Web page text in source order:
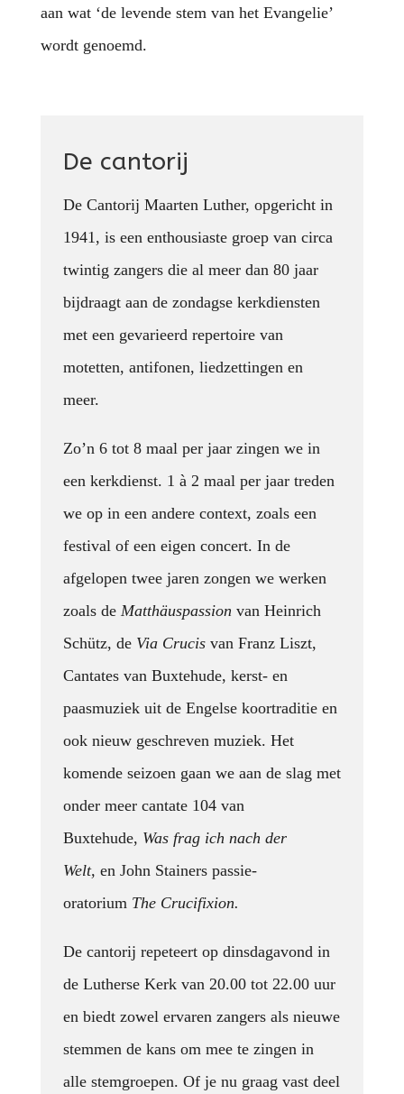
aan wat ‘de levende stem van het Evangelie’
wordt genoemd.
De cantorij
De Cantorij Maarten Luther, opgericht in
1941, is een enthousiaste groep van circa
twintig zangers die al meer dan 80 jaar
bijdraagt aan de zondagse kerkdiensten
met een gevarieerd repertoire van
motetten, antifonen, liedzettingen en
meer.
Zo’n 6 tot 8 maal per jaar zingen we in
een kerkdienst. 1 à 2 maal per jaar treden
we op in een andere context, zoals een
festival of een eigen concert. In de
afgelopen twee jaren zongen we werken
zoals de Matthäuspassion van Heinrich
Schütz, de Via Crucisvan Franz Liszt,
Cantates van Buxtehude, kerst- en
paasmuziek uit de Engelse koortraditie en
ook nieuw geschreven muziek. Het
komende seizoen gaan we aan de slag met
onder meer cantate 104 van
Buxtehude, Was frag ich nach der
Welt, en John Stainers passie-
oratorium The Crucifixion.
De cantorij repeteert op dinsdagavond in
de Lutherse Kerk van 20.00 tot 22.00 uur
en biedt zowel ervaren zangers als nieuwe
stemmen de kans om mee te zingen in
alle stemgroepen. Of je nu graag vast deel